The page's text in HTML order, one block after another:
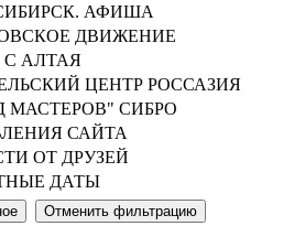
АФИША
ДВИЖЕНИЕ
С АЛТАЯ
ЦЕНТР РОССАЗИЯ
МАСТЕРОВ" СИБРО
САЙТА
ОТ ДРУЗЕЙ
ДАТЫ